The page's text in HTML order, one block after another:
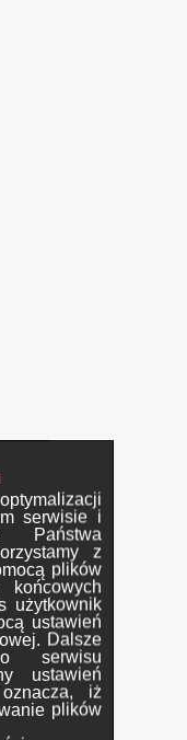
serwisie i
Państwa
z
plików
użytkownik
ustawień
Dalsze
serwisu
ustawień
iż
plików